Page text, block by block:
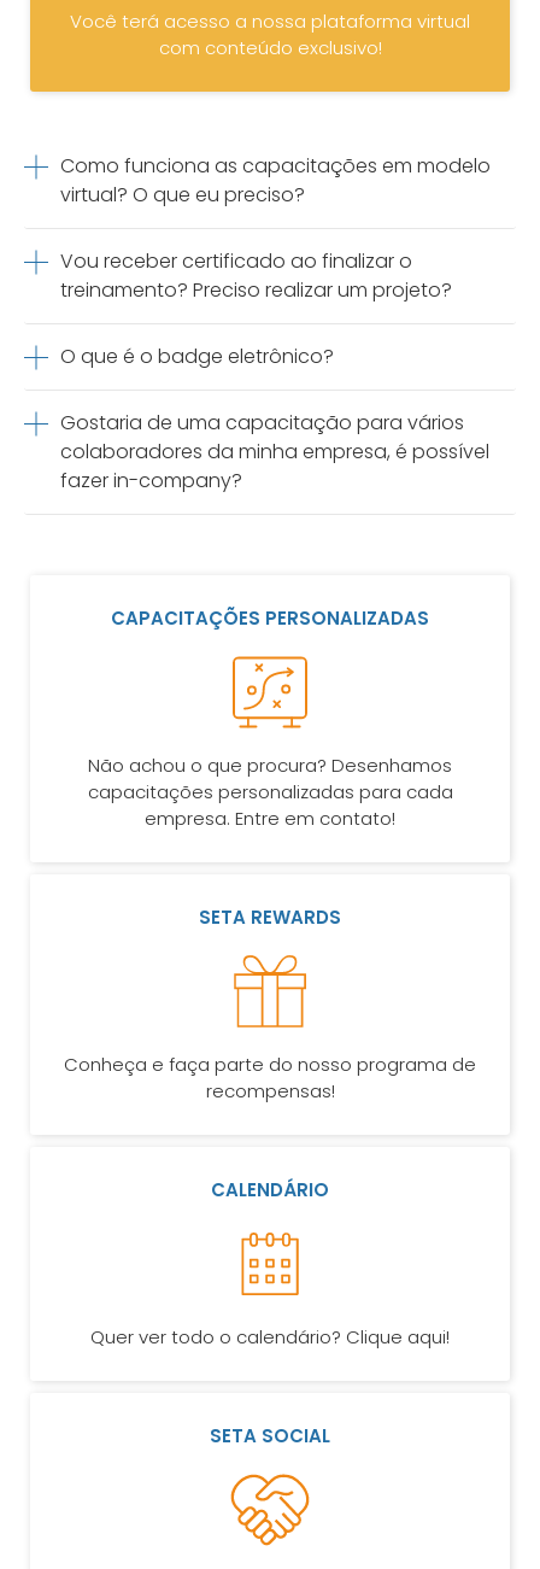
Você terá acesso a nossa plataforma virtual
com conteúdo exclusivo!
Como funciona as capacitações em modelo
virtual? O que eu preciso?
Vou receber certificado ao finalizar o
treinamento? Preciso realizar um projeto?
O que é o badge eletrônico?
Gostaria de uma capacitação para vários
colaboradores da minha empresa, é possível
fazer in-company?
CAPACITAÇÕES PERSONALIZADAS
Não achou o que procura? Desenhamos
capacitações personalizadas para cada
empresa. Entre em contato!
SETA REWARDS
Conheça e faça parte do nosso programa de
recompensas!
CALENDÁRIO
Quer ver todo o calendário? Clique aqui!
SETA SOCIAL